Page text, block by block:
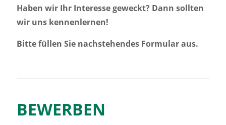
Haben wir Ihr Interesse geweckt? Dann sollten
wir uns kennenlernen!
Bitte füllen Sie nachstehendes Formular aus.
BEWERBEN